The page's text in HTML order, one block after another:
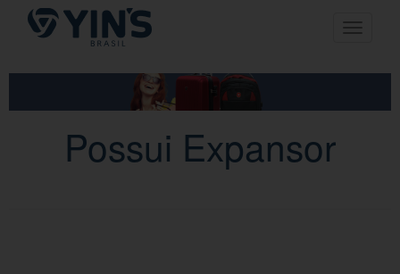
Pular
para
conteúdo
Toggle
Possui Expansor